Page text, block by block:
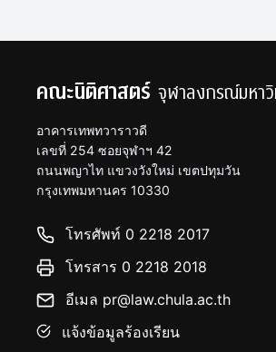
คณะนิติศาสตร์ จุฬาลงกรณ์มหา
อาคารเทพทวาราวดี
เลขที่ 254 ซอยจุฬาฯ 42
ถนนพญาไท แขวงวังใหม่ เขตปทุมวัน
กรุงเทพมหานคร 10330
โทรศัพท์ 0 2218 2017
โทรสาร 0 2218 2018
อีเมล pr@law.chula.ac.th
แจ้งข้อมูลร้องเรียน